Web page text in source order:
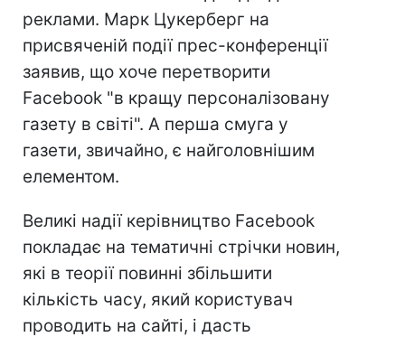
реклами. Марк Цукерберг на
присвяченій події прес-конференції
заявив, що хоче перетворити
Facebook "в кращу персоналізовану
газету в світі". А перша смуга у
газети, звичайно, є найголовнішим
елементом.
Великі надії керівництво Facebook
покладає на тематичні стрічки новин,
які в теорії повинні збільшити
кількість часу, який користувач
проводить на сайті, і дасть